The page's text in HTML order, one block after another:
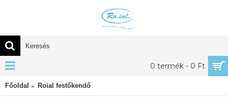
0 termék - 0 Ft
Főoldal Roial festőkendő